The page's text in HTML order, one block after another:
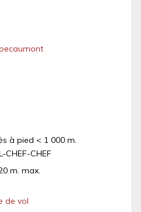
à pied < 1 000 m.
CHEF-CHEF
m. max.
de vol